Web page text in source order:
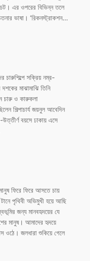
এর ওপরের বিভিন্ন তলে
ভাষা। ‘রিকনস্ট্রাকশন…
চারুশিল্পে সক্রিয় নম্র-
মাঝামাঝি তিনি
চারু ও কারুকলা
শিল্পাচার্য জয়নুল আবেদিন
বয়সে ঢাকায় এসে
ফিরে ফিরে আসতে চায়
পৃথিবী অভিমুখী হয়ে আছি
জন্য মানবহৃদয়ের যে
মানুষ। আমাদের হৃদয়ে
ওঠে। জলধারা শুকিয়ে গেলে